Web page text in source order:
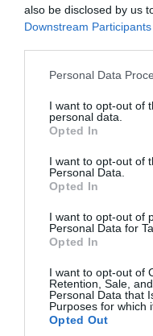
also be disclosed by us
Downstream Participants
Please note that this
not limited to your visit
grant or deny consent
use your data for below
consent section.
Personal Data
I want to opt-out of
personal data.
Opted In
I want to opt-out of
Personal Data.
Opted In
I want to opt-out of
Personal Data for
Opted In
I want to opt-out of
Retention, Sale,
Personal Data that
Purposes for which
Opted Out
PRONEWS.GR /ΤΕΧΝΟΛΟΓΙΑ
Η τεχνητή
μαθηματικό
αφήσει
02.08.2026 | 21:44